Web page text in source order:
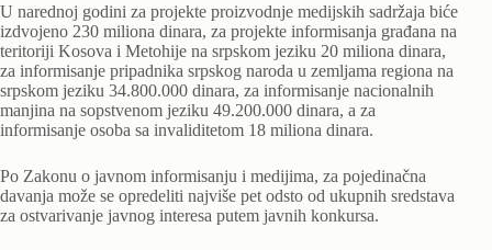
U narednoj godini za projekte proizvodnje medijskih sadržaja biće
izdvojeno 230 miliona dinara, za projekte informisanja građana na
teritoriji Kosova i Metohije na srpskom jeziku 20 miliona dinara,
za informisanje pripadnika srpskog naroda u zemljama regiona na
srpskom jeziku 34.800.000 dinara, za informisanje nacionalnih
manjina na sopstvenom jeziku 49.200.000 dinara, a za
informisanje osoba sa invaliditetom 18 miliona dinara.
Po Zakonu o javnom informisanju i medijima, za pojedinačna
davanja može se opredeliti najviše pet odsto od ukupnih sredstava
za ostvarivanje javnog interesa putem javnih konkursa.